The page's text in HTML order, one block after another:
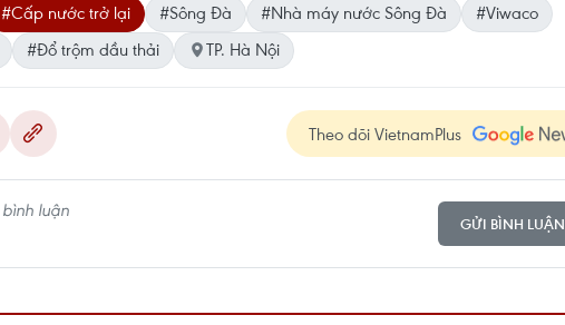
#Cấp nước trở lại #Sông Đà #Nhà máy nước Sông Đà
#Viwaco
#Đổ trộm dầu thải TP. Hà Nội
Theo dõi VietnamPlus
GỬI BÌNH LUẬN